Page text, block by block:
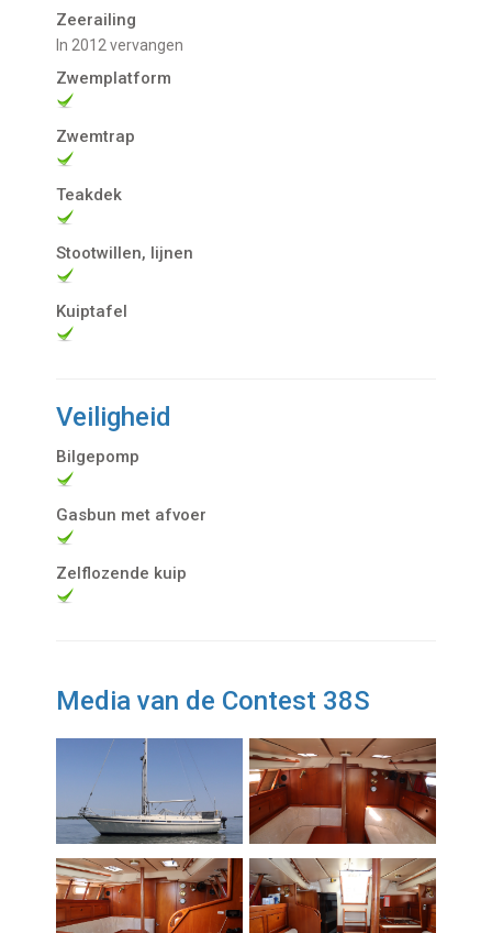
Zeerailing
in 2012 vervangen
Zwemplatform
Zwemtrap
Teakdek
Stootwillen, lijnen
Kuiptafel
Veiligheid
Bilgepomp
Gasbun met afvoer
Zelflozende kuip
Media van de Contest 38S